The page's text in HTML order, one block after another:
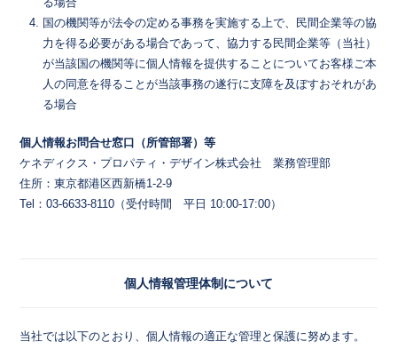
国の機関等が法令の定める事務を実施する上で、民間企業等の協
力を得る必要がある場合であって、協力する民間企業等（当社）
が当該国の機関等に個人情報を提供することについてお客様ご本
人の同意を得ることが当該事務の遂行に支障を及ぼすおそれがあ
る場合
個人情報お問合せ窓口（所管部署）等
ケネディクス・プロパティ・デザイン株式会社 業務管理部
住所：東京都港区西新橋1-2-9
Tel：03-6633-8110（受付時間 平日 10:00-17:00）
個人情報管理体制について
当社では以下のとおり、個人情報の適正な管理と保護に努めます。